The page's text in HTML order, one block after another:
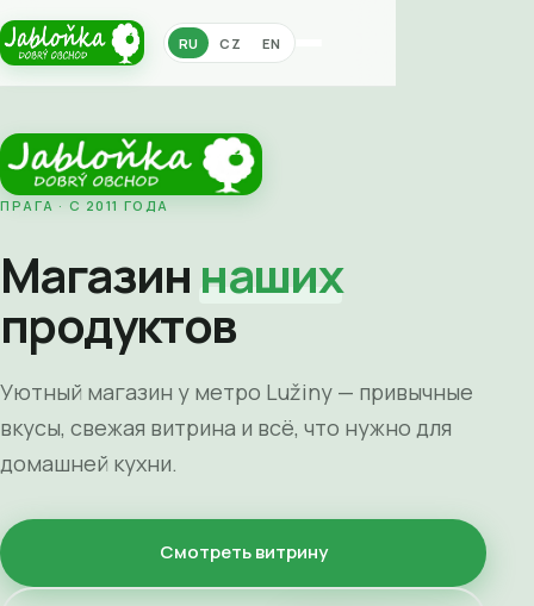
RU CZ EN
ПРАГА · С 2011 ГОДА
Магазин наших
продуктов
Уютный магазин у метро Lužiny — привычные
вкусы, свежая витрина и всё, что нужно для
домашней кухни.
Смотреть витрину